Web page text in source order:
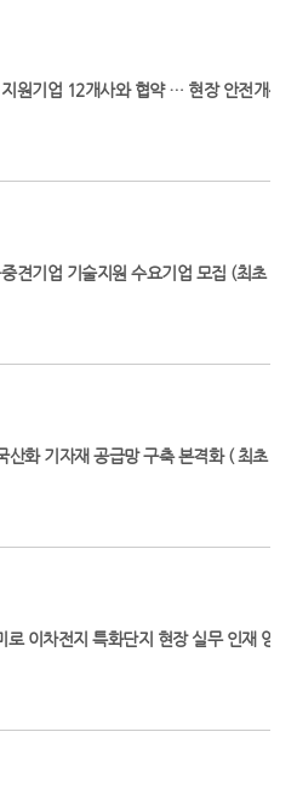
원기업 12개사와 협약 … 현장 안전개선
중견기업 기술지원 수요기업 모집 (최초 보
산화 기자재 공급망 구축 본격화 ( 최초 보
로 이차전지 특화단지 현장 실무 인재 양